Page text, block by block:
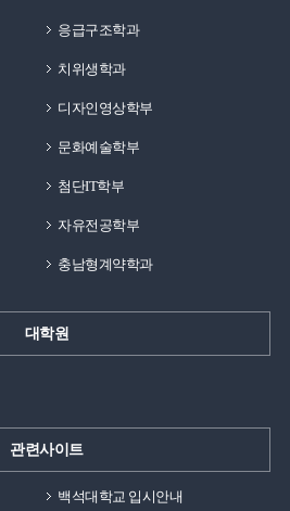
응급구조학과
치위생학과
디자인영상학부
문화예술학부
첨단IT학부
자유전공학부
충남형계약학과
대학원
관련사이트
백석대학교 입시안내